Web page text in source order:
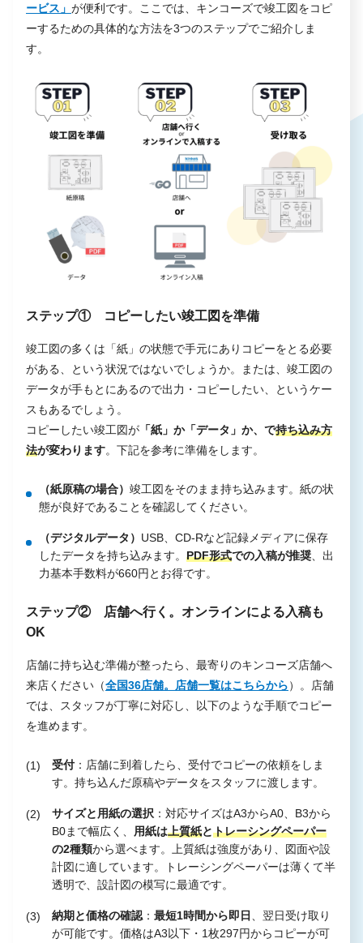
マンション竣工図のコピーでよくある3つの質問
質問① 電子化する場合はどのようなファイル形式で
質問② 電子化にはどのくらいの時間がかかります
か？
質問③ 紙の竣工図を電子化するプロセスは？
ービス」 が便利です。ここでは、キンコーズで竣工図をコピ
ーするための具体的な方法を3つのステップでご紹介しま
す。
ステップ① コピーしたい竣工図を準備
竣工図の多くは「紙」の状態で手元にありコピーをとる必要
がある、という状況ではないでしょうか。または、竣工図の
データが手もとにあるので出力・コピーしたい、というケー
スもあるでしょう。
コピーしたい竣工図が 「紙」か「データ」か、で持ち込み方
法が変わります。下記を参考に準備をします。
（紙原稿の場合） 竣工図をそのまま持ち込みます。紙の状
態が良好であることを確認してください。
（デジタルデータ） USB、CD-Rなど記録メディアに保存
したデータを持ち込みます。 PDF形式での入稿が推奨 、出
力基本手数料が660円とお得です。
ステップ② 店舗へ行く。オンラインによる入稿も
OK
店舗に持ち込む準備が整ったら、最寄りのキンコーズ店舗へ
来店ください（全国36店舗。店舗一覧はこちらから）。店舗
では、スタッフが丁寧に対応し、以下のような手順でコピー
を進めます。
受付：店舗に到着したら、受付でコピーの依頼をしま
す。持ち込んだ原稿やデータをスタッフに渡します。
サイズと用紙の選択 ：対応サイズはA3からA0、B3から
B0まで幅広く、 用紙は上質紙とトレーシングペーパー
の2種類から選べます。上質紙は強度があり、図面や設
計図に適しています。トレーシングペーパーは薄くて半
透明で、設計図の模写に最適です。
納期と価格の確認 ： 最短1時間から即日
、翌日受け取り
が可能です。価格はA3以下・1枚297円からコピーが可